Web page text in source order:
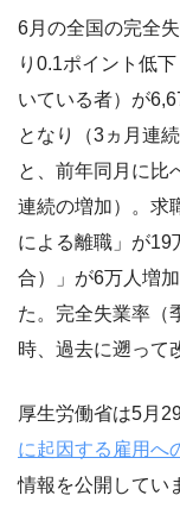
6月の全国の完全
り0.1ポイント低
いている者）が
となり（3ヵ月連
と、前年同月に比
連続の増加）。求
による離職」が19
合）」が6万人増
た。完全失業率（
時、過去に遡って
厚生労働省は5月
に起因する雇用へ
情報を公開してい